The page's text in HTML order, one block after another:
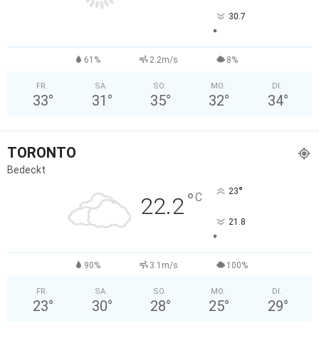
30.7
°
61% 2.2m/s 8%
FR.
33°
SA.
31 °
SO.
35°
MO.
32°
DI.
34°
TORONTO
Bedeckt
22.2°C 23°
21.8
°
90% 3.1m/s 100%
FR.
23°
SA.
30°
SO.
28°
MO.
25°
DI.
29°